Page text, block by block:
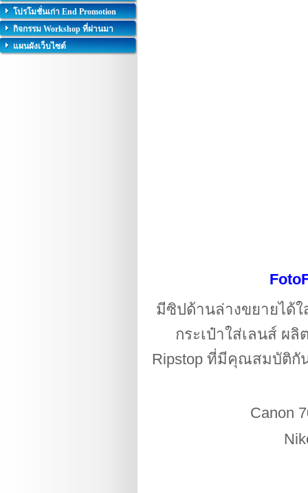
โปรโมชั่นเก่า End Promotion
กิจกรรม Workshop ที่ผ่านมา
แผนผังเว็บไซต์
มีซิปด้านล่างขยายได้ใ
กระเป๋าใส่เลนส์ ผลิ
Ripstop ที่มีคุณสมบัติกั
Canon